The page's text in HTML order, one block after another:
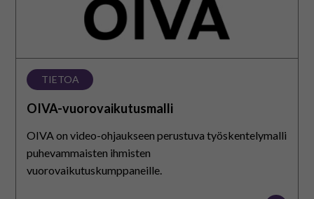
TIETOA
OIVA-vuorovaikutusmalli
OIVA on video-ohjaukseen perustuva työskentelymalli
puhevammaisten ihmisten
vuorovaikutuskumppaneille.